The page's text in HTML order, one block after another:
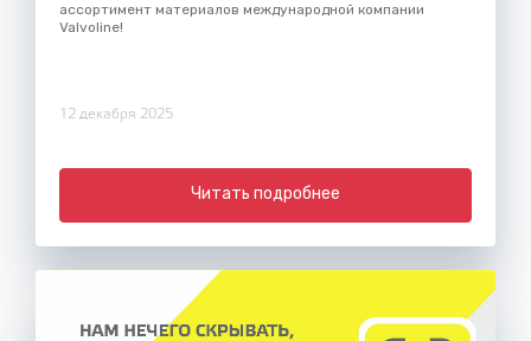
ассортимент материалов международной компании
Valvoline!
12 декабря 2025
Читать подробнее